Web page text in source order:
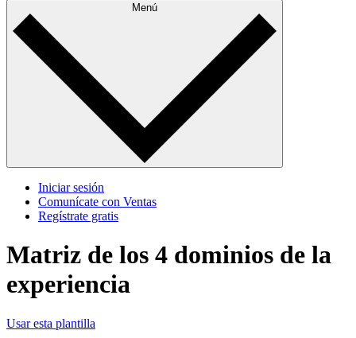
Menú
Iniciar sesión
Comunícate con Ventas
Regístrate gratis
Matriz de los 4 dominios de la
experiencia
Usar esta plantilla